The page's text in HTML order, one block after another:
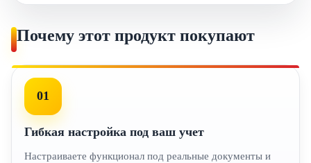
Почему этот продукт покупают
01
Гибкая настройка под ваш учет
Настраиваете функционал под реальные документы и